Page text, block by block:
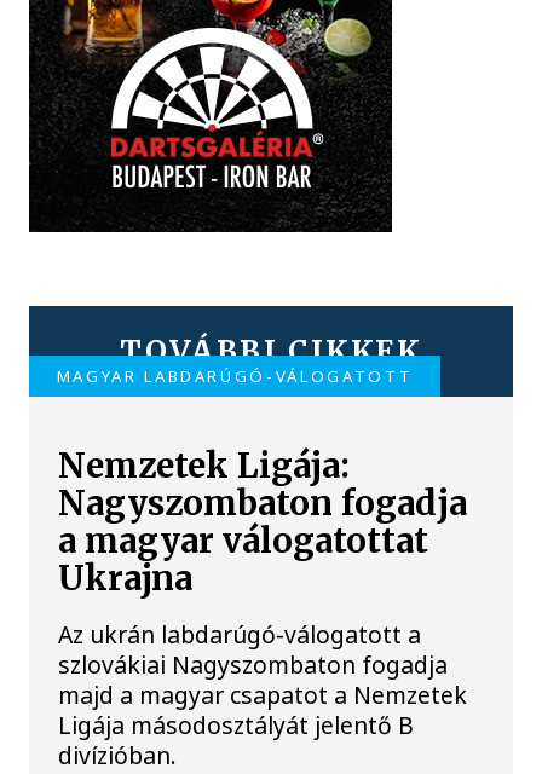
TOVÁBBI CIKKEK
MAGYAR LABDARÚGÓ-VÁLOGATOTT
Nemzetek Ligája:
Nagyszombaton fogadja
a magyar válogatottat
Ukrajna
Az ukrán labdarúgó-válogatott a
szlovákiai Nagyszombaton fogadja
majd a magyar csapatot a Nemzetek
Ligája másodosztályát jelentő B
divízióban.